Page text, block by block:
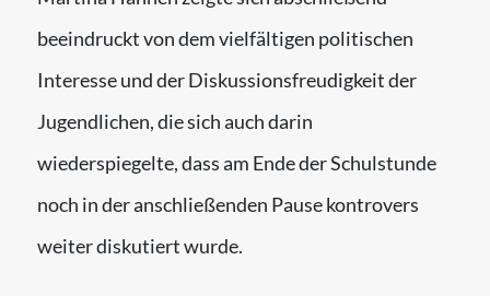
beeindruckt von dem vielfältigen politischen
Interesse und der Diskussionsfreudigkeit der
Jugendlichen, die sich auch darin
wiederspiegelte, dass am Ende der Schulstunde
noch in der anschließenden Pause kontrovers
weiter diskutiert wurde.